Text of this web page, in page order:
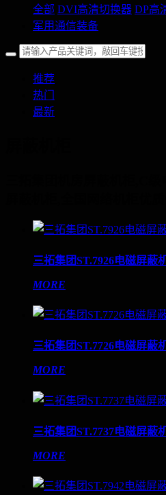
全部 DVI高清切换器 DP高
军用通信装备
推荐
热门
最新
三拓集团ST.7926电磁屏蔽
MORE
三拓集团ST.7726电磁屏蔽
MORE
三拓集团ST.7737电磁屏蔽
MORE